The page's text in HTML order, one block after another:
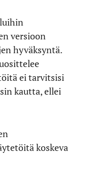
versioon
hyväksyntä.
ei tarvitsisi
kautta, ellei
koskeva